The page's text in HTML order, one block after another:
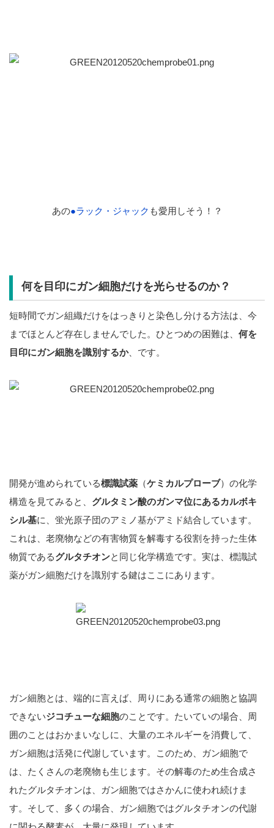
あの●ラック・ジャック も愛用しそう！？
何を目印にガン細胞だけを光らせるのか？
短時間でガン組織だけをはっきりと染色し分ける方法は、今
までほとんど存在しませんでした。ひとつめの困難は、 何を
目印にガン細胞を識別するか、です。
開発が進められている標識試薬 （ケミカルプローブ）の化学
構造を見てみると、 グルタミン酸のガンマ位にあるカルボキ
シル基に、蛍光原子団のアミノ基がアミド結合しています。
これは、老廃物などの有害物質を解毒する役割を持った生体
物質であるグルタチオンと同じ化学構造です。実は、標識試
薬がガン細胞だけを識別する鍵はここにあります。
ガン細胞とは、端的に言えば、周りにある通常の細胞と協調
できないジコチューな細胞のことです。たいていの場合、周
囲のことはおかまいなしに、大量のエネルギーを消費して、
ガン細胞は活発に代謝しています。このため、ガン細胞で
は、たくさんの老廃物も生じます。その解毒のため生合成さ
れたグルタチオンは、ガン細胞ではさかんに使われ続けま
す。そして、多くの場合、ガン細胞ではグルタチオンの代謝